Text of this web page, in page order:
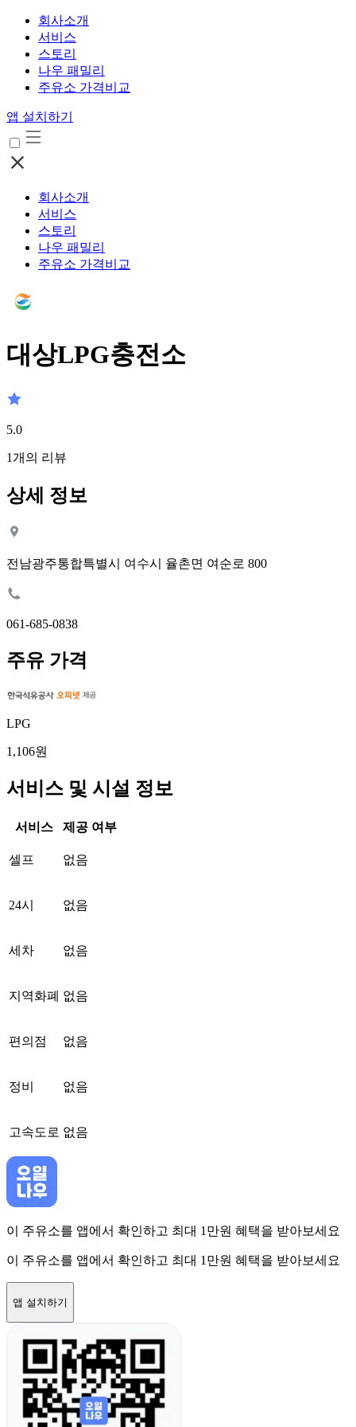
회사소개
서비스
스토리
나우 패밀리
주유소 가격비교
앱 설치하기
회사소개
서비스
스토리
나우 패밀리
주유소 가격비교
대상LPG충전소
5.0
1개의 리뷰
상세 정보
전남광주통합특별시 여수시 율촌면 여순로 800
061-685-0838
주유 가격
LPG
1,106원
서비스 및 시설 정보
서비스 제공 여부
셀프 없음
24시 없음
세차 없음
지역화폐 없음
편의점 없음
정비 없음
고속도로 없음
이 주유소를 앱에서 확인하고 최대 1만원 혜택을 받아보세요
이 주유소를 앱에서 확인하고 최대 1만원 혜택을 받아보세요
앱 설치하기